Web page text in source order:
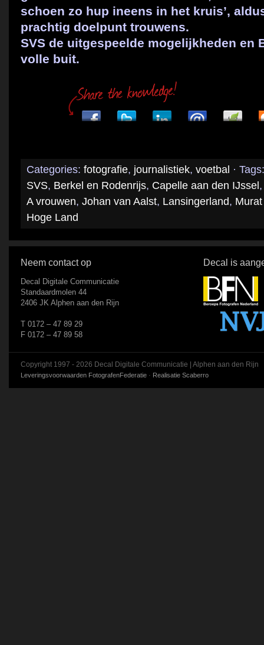
schoen zo hup ineens in het kruis’,
prachtig doelpunt trouwens.
SVS de uitgespeelde mogelijkheden en
volle buit.
Categories: fotografie, journalistiek, voetbal ·
SVS, Berkel en Rodenrijs, Capelle aan den IJssel
A vrouwen, Johan van Aalst, Lansingerland,
Hoge Land
Neem contact op
Decal Digitale Communicatie
Standaardmolen 44
2406 JK Alphen aan den Rijn
T 0172 – 47 89 29
F 0172 – 47 89 58
Decal is
Copyright 1997 - 2026 Decal Digitale Communicatie | Alphen aan den Rijn
Leveringsvoorwaarden FotografenFederatie · Realisatie Scaberro